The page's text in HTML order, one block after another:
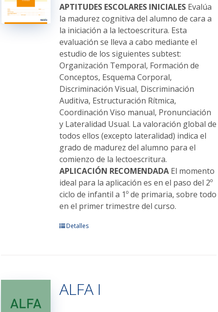
elegir
en
la
página
de
producto
APTITUDES ESCOLARES INICIALESEvalúa
la madurez cognitiva del alumno de cara a
la iniciación a la lectoescritura. Esta
evaluación se lleva a cabo mediante el
estudio de los siguientes subtest:
Organización Temporal, Formación de
Conceptos, Esquema Corporal,
Discriminación Visual, Discriminación
Auditiva, Estructuración Rítmica,
Coordinación Viso manual, Pronunciación
y Lateralidad Usual. La valoración global de
todos ellos (excepto lateralidad) indica el
grado de madurez del alumno para el
comienzo de la lectoescritura.
APLICACIÓN RECOMENDADAEl momento
ideal para la aplicación es en el paso del 2º
ciclo de infantil a 1º de primaria, sobre todo
en el primer trimestre del curso.
Este
Las
opciones
Detalles
ALFA I